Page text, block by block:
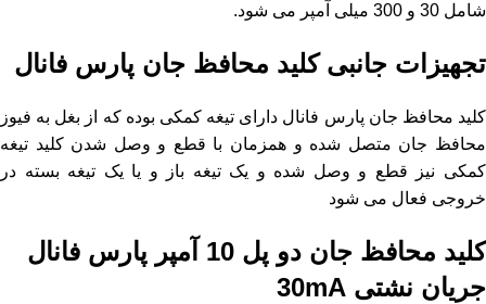
شامل 30 و 300 میلی آمپر می شود.
تجهیزات جانبی کلید محافظ جان پارس فانال
کلید محافظ جان پارس فانال دارای تیغه کمکی بوده که از بغل به فیوز
محافظ جان متصل شده و همزمان با قطع و وصل شدن کلید تیغه
کمکی نیز قطع و وصل شده و یک تیغه باز و یا یک تیغه بسته در
خروجی فعال می شود
کلید محافظ جان دو پل 10 آمپر پارس فانال
جریان نشتی 30mA